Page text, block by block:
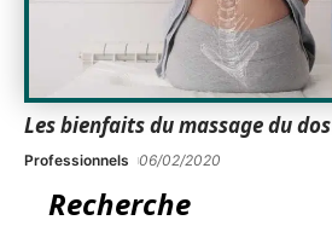
Les bienfaits du massage du dos
Professionnels 06/02/2020
Recherche